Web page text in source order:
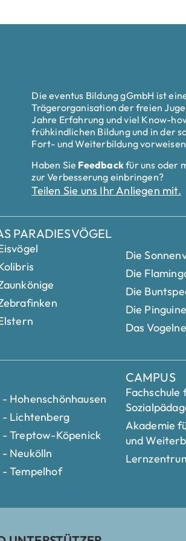
Die eventus Bildung gGmbH ist
Trägerorganisation der freien
Jahre Erfahrung und viel Know-
frühkindlichen Bildung und in der
Fort- und Weiterbildung
Haben Sie Feedbackfür uns oder
zur Verbesserung einbringen?
Teilen Sie uns Ihr Anliegen mit.
PARADIESVÖGEL
Die
Die
Die
Die Pinguine
Das
- Hohenschönhausen
- Lichtenberg
- Treptow-Köpenick
- Neukölln
- Tempelhof
CAMPUS
Fachschule
Akademie
und